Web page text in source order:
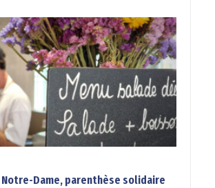
Notre-Dame, parenthèse solidaire